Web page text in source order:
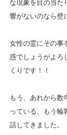
な現象を目の当た
響がないのなら壁
女性の霊にその事
惑でしょうがよ
くりです！！
もう、あれから数
っている、もう輪
話してきました。